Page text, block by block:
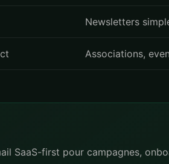
Newsletters
Associations,
SaaS-first pour campagnes,